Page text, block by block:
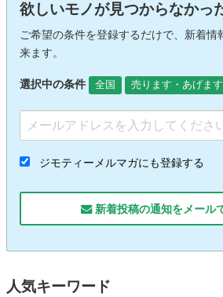
欲しいモノが見つからなかっ
ご希望の条件を登録するだけで、新着情
来ます。
選択中の条件 全国 売ります・あげます
ジモティーメルマガにも登録する
新着投稿の通知をメール
人気キーワード